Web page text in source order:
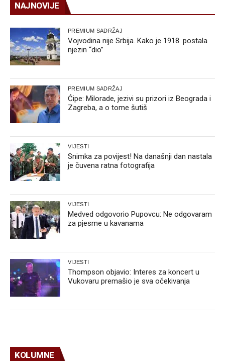
NAJNOVIJE
PREMIUM SADRŽAJ
Vojvodina nije Srbija. Kako je 1918. postala
njezin “dio”
PREMIUM SADRŽAJ
Ćipe: Milorade, jezivi su prizori iz Beograda i
Zagreba, a o tome šutiš
VIJESTI
Snimka za povijest! Na današnji dan nastala
je čuvena ratna fotografija
VIJESTI
Medved odgovorio Pupovcu: Ne odgovaram
za pjesme u kavanama
VIJESTI
Thompson objavio: Interes za koncert u
Vukovaru premašio je sva očekivanja
KOLUMNE